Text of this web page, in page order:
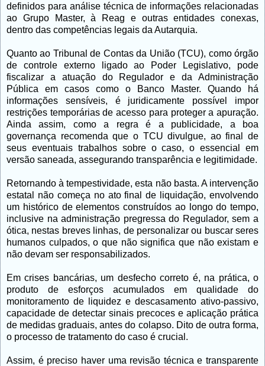
definidos para análise técnica de informações relacionadas
ao Grupo Master, à Reag e outras entidades conexas,
dentro das competências legais da Autarquia.
Quanto ao Tribunal de Contas da União (TCU), como órgão
de controle externo ligado ao Poder Legislativo, pode
fiscalizar a atuação do Regulador e da Administração
Pública em casos como o Banco Master. Quando há
informações sensíveis, é juridicamente possível impor
restrições temporárias de acesso para proteger a apuração.
Ainda assim, como a regra é a publicidade, a boa
governança recomenda que o TCU divulgue, ao final de
seus eventuais trabalhos sobre o caso, o essencial em
versão saneada, assegurando transparência e legitimidade.
Retornando à tempestividade, esta não basta. A intervenção
estatal não começa no ato final de liquidação, envolvendo
um histórico de elementos construídos ao longo do tempo,
inclusive na administração pregressa do Regulador, sem a
ótica, nestas breves linhas, de personalizar ou buscar seres
humanos culpados, o que não significa que não existam e
não devam ser responsabilizados.
Em crises bancárias, um desfecho correto é, na prática, o
produto de esforços acumulados em qualidade do
monitoramento de liquidez e descasamento ativo-passivo,
capacidade de detectar sinais precoces e aplicação prática
de medidas graduais, antes do colapso. Dito de outra forma,
o processo de tratamento do caso é crucial.
Assim, é preciso haver uma revisão técnica e transparente